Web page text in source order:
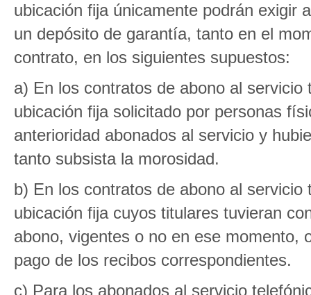
ubicación fija únicamente podrán exigir
un depósito de garantía, tanto en el
contrato, en los siguientes supuestos:
a) En los contratos de abono al
ubicación fija solicitado por personas
anterioridad abonados al servicio y
tanto subsista la morosidad.
b) En los contratos de abono al
ubicación fija cuyos titulares tuvieran
abono, vigentes o no en ese momento,
pago de los recibos correspondientes.
c) Para los abonados al servicio